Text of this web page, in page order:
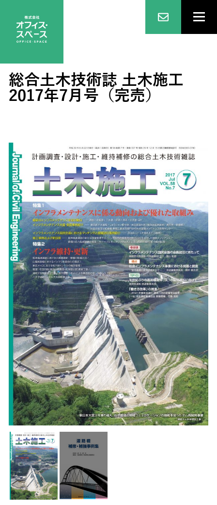
総合土木技術誌 土木施工
2017年7月号（完売）